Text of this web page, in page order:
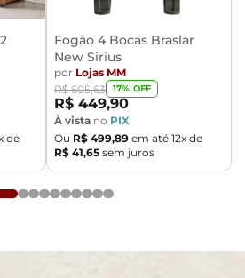
de
Fogão 4 Bocas Braslar
New Sirius
por Lojas MM
R$ 605,63 17% OFF
R$ 449,90
À vista no PIX
Ou R$ 499,89 em até 12x de
R$ 41,65 sem juros